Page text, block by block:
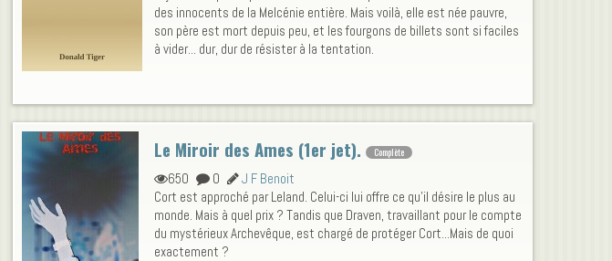
des innocents de la Melcénie entière. Mais voilà, elle est née pauvre,
son père est mort depuis peu, et les fourgons de billets sont si faciles
à vider... dur, dur de résister à la tentation.
Le Miroir des Ames (1er jet). Complète
650 0
J F Benoit
Cort est approché par Leland. Celui-ci lui offre ce qu'il désire le plus au
monde. Mais à quel prix ? Tandis que Draven, travaillant pour le compte
du mystérieux Archevêque, est chargé de protéger Cort...Mais de quoi
exactement ?